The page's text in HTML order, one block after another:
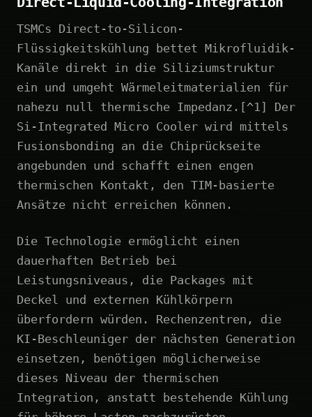
TSMCs Direct-to-Silicon-
Flüssigkeitskühlung bettet Mikrofluidik-
Kanäle direkt in die Siliziumstruktur
ein und umgeht Wärmeleitmaterialien für
nahezu null thermische Impedanz.[^1] Der
Si-Integrated Micro Cooler wird mittels
Fusionsbonding an die Chiprückseite
angebunden und schafft einen engen
thermischen Kontakt, den TIM-basierte
Ansätze nicht erreichen können.
Die Technologie ermöglicht einen
dauerhaften Betrieb bei
Leistungsniveaus, die Packages mit
Deckel und externen Kühlkörpern
überfordern würden. Rechenzentren, die
KI-Beschleuniger der nächsten Generation
einsetzen, benötigen möglicherweise
dieses Niveau der thermischen
Integration, anstatt bestehende Kühlung